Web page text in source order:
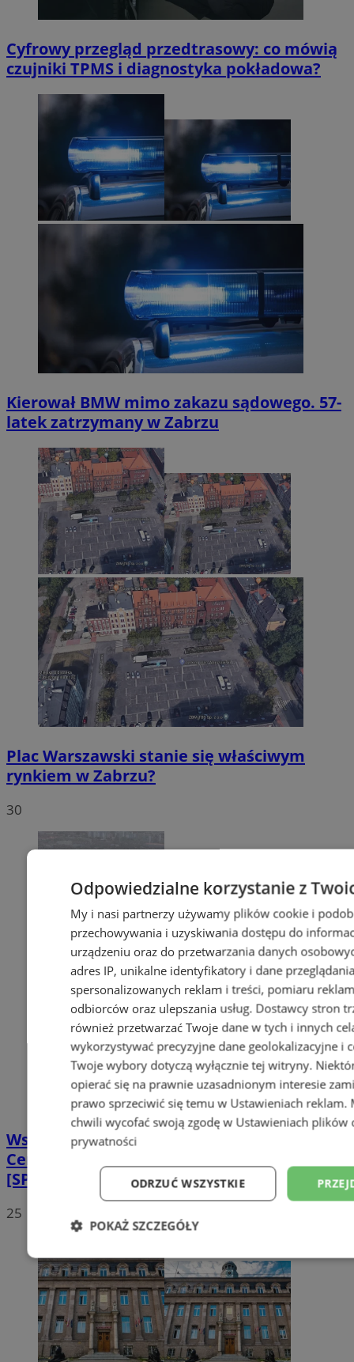
Cyfrowy przegląd przedtrasowy: co mówią
czujniki TPMS i diagnostyka pokładowa?
Kierował BMW mimo zakazu sądowego. 57-
latek zatrzymany w Zabrzu
Plac Warszawski stanie się właściwym
rynkiem w Zabrzu?
30
Wstrzymano prace przy ul. Goethego.
Centrum przesiadkowego nie będzie
[SPROSTOWANIE]
25
Odpowiedzialne korzystanie z
My i nasi partnerzy używamy plików cookie i
przechowywania i uzyskiwania dostępu do
urządzeniu oraz do przetwarzania danych
adres IP, unikalne identyfikatory i dane
spersonalizowanych reklam i treści, pomiaru
odbiorców oraz ulepszania usług. Dostawcy stron
również przetwarzać Twoje dane w tych i innych
wykorzystywać precyzyjne dane geolokalizacyjne i
Twoje wybory dotyczą wyłącznie tej witryny.
opierać się na prawnie uzasadnionym interesie
prawo sprzeciwić się temu w Ustawieniach reklam.
chwili wycofać swoją zgodę w Ustawieniach plików
prywatności
ODRZUĆ WSZYSTKIE
POKAŻ SZCZEGÓŁY
Niezbędne Wydajność
Niesklasyfikowane